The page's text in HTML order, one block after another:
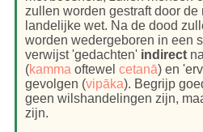
zullen worden gestraft door
landelijke wet. Na de dood
worden wedergeboren in een
verwijst 'gedachten' indirect
(kamma oftewel cetanā) en
gevolgen (vipāka). Begrijp
geen wilshandelingen zijn,
zijn.